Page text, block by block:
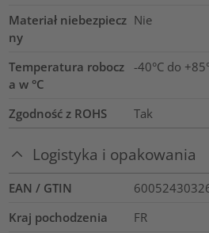
Materiał niebezpiecz
ny
Nie
Temperatura robocz
a w °C
-40°C do
Zgodność z ROHS Tak
Logistyka i opakowania
EAN / GTIN
Kraj pochodzenia
FR